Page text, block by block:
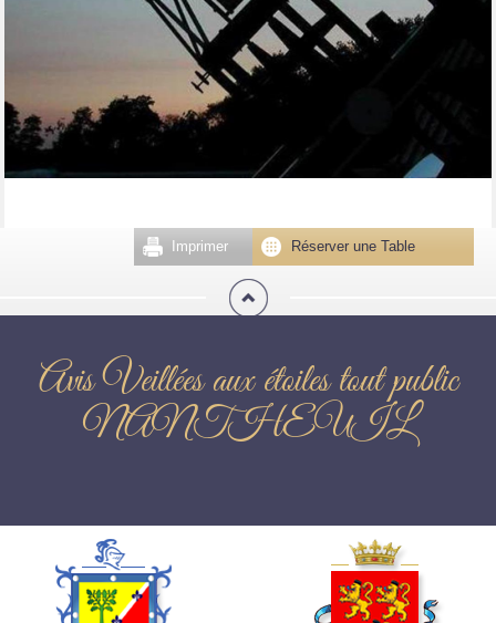
Réserver une Table
Imprimer
Avis Veillées aux étoiles tout public
NANTHEUIL